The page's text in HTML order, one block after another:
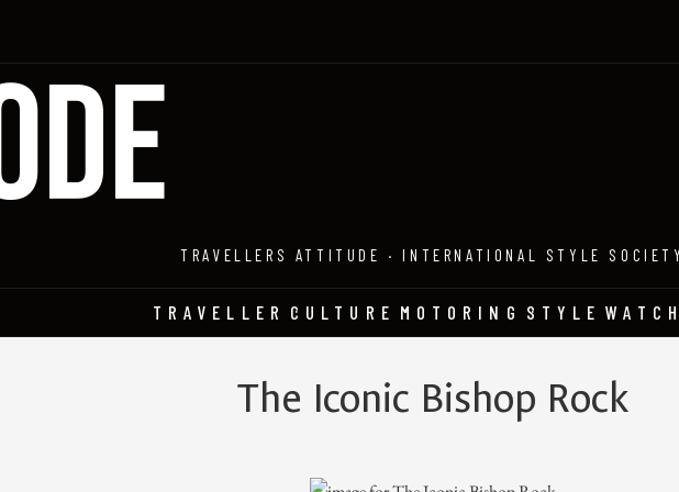
TRAVELLERS ATTITUDE · INTERNATIONAL STYLE SOCIETY
TRAVELLER CULTURE MOTORING STYLE
The Iconic Bishop Rock